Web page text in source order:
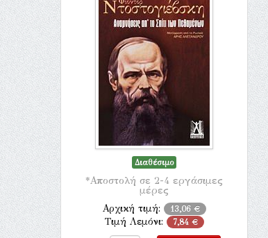
Διαθέσιμο
*Αποστολή σε 2-4 εργάσιμες
μέρες
Αρχική τιμή: 13,06 €
Τιμή Λεμόνι: 7,84 €